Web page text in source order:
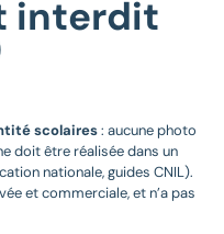
interdit
scolaires: aucune photo
doit être réalisée dans un
nationale, guides CNIL).
et commerciale, et n’a pas